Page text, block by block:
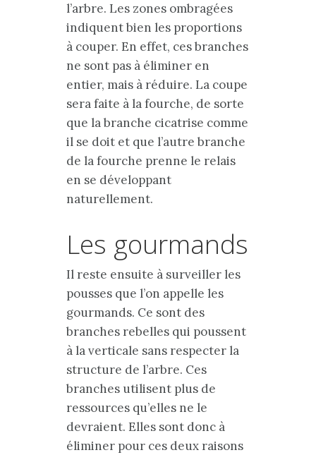
l’arbre. Les zones ombragées
indiquent bien les proportions
à couper. En effet, ces branches
ne sont pas à éliminer en
entier, mais à réduire. La coupe
sera faite à la fourche, de sorte
que la branche cicatrise comme
il se doit et que l’autre branche
de la fourche prenne le relais
en se développant
naturellement.
Les gourmands
Il reste ensuite à surveiller les
pousses que l’on appelle les
gourmands. Ce sont des
branches rebelles qui poussent
à la verticale sans respecter la
structure de l’arbre. Ces
branches utilisent plus de
ressources qu’elles ne le
devraient. Elles sont donc à
éliminer pour ces deux raisons